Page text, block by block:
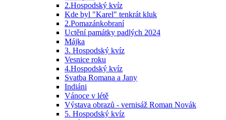
2.Hospodský kvíz
Kde byl "Karel" tenkrát kluk
2.Pomazánkobraní
Uctění památky padlých 2024
Májka
3. Hospodský kvíz
Vesnice roku
4.Hospodský kvíz
Svatba Romana a Jany
Indiáni
Vánoce v létě
Výstava obrazů - vernisáž Roman Novák
5. Hospodský kvíz